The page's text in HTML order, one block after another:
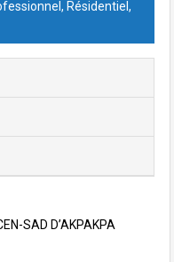
Résidentiel,
SAD D’AKPAKPA